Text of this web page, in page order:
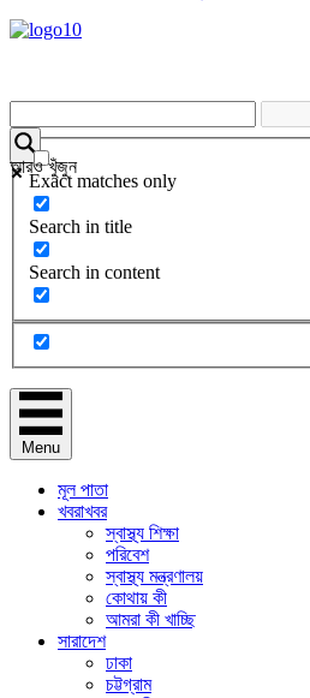
আরও খুঁজুন
Exact matches only
Search in title
Search in content
Menu
মূল পাতা
খবরাখবর
স্বাস্থ্য শিক্ষা
পরিবেশ
স্বাস্থ্য মন্ত্রণালয়
কোথায় কী
আমরা কী খাচ্ছি
সারাদেশ
ঢাকা
চট্টগ্রাম